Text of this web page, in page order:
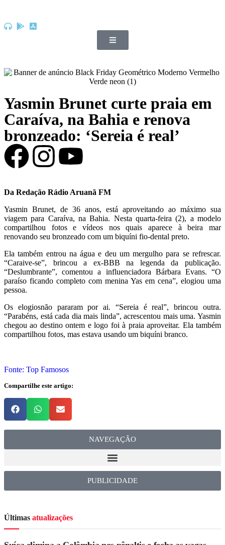
Yasmin Brunet curte praia em
Caraíva, na Bahia e renova
bronzeado: ‘Sereia é real’
Da Redação Rádio Aruanã FM
Yasmin Brunet, de 36 anos, está aproveitando ao máximo sua
viagem para Caraíva, na Bahia. Nesta quarta-feira (2), a modelo
compartilhou fotos e vídeos nos quais aparece à beira mar
renovando seu bronzeado com um biquíni fio-dental preto.
Ela também entrou na água e deu um mergulho para se refrescar.
“Caraive-se”, brincou a ex-BBB na legenda da publicação.
“Deslumbrante”, comentou a influenciadora Bárbara Evans. “O
paraíso ficando completo com menina Yas em cena”, elogiou uma
pessoa.
Os elogiosnão pararam por ai. “Sereia é real”, brincou outra.
“Parabéns, está cada dia mais linda”, acrescentou mais uma. Yasmin
chegou ao destino ontem e logo foi à praia aproveitar. Ela também
compartilhou fotos, mas estava usando um biquíni branco.
Fonte: Top Famosos
Compartilhe este artigo:
NAVEGAÇÃO
PUBLICIDADE
Últimas atualizações